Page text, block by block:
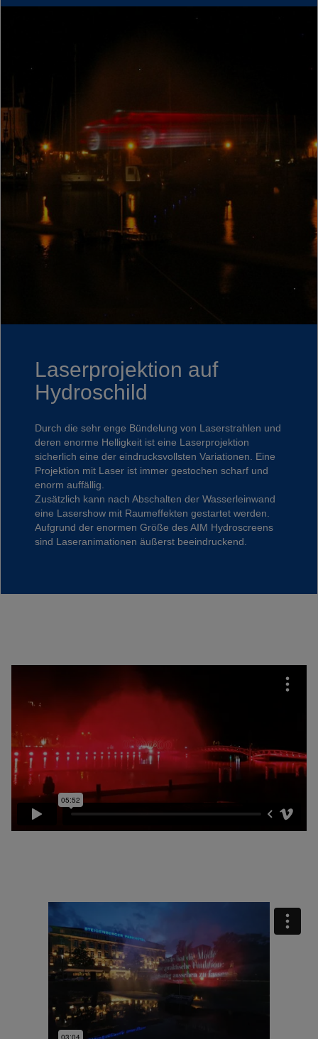
Laserprojektion auf
Hydroschild
Durch die sehr enge Bündelung von Laserstrahlen und
deren enorme Helligkeit ist eine Laserprojektion
sicherlich eine der eindrucksvollsten Variationen. Eine
Projektion mit Laser ist immer gestochen scharf und
enorm auffällig.
Zusätzlich kann nach Abschalten der Wasserleinwand
eine Lasershow mit Raumeffekten gestartet werden.
Aufgrund der enormen Größe des AIM Hydroscreens
sind Laseranimationen äußerst beeindruckend.